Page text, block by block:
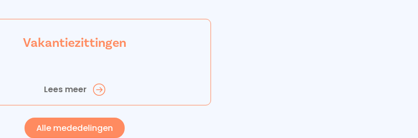
Vakantiezittingen
Lees meer
Alle mededelingen